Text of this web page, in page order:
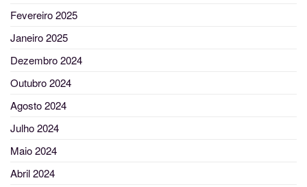
Fevereiro 2025
Janeiro 2025
Dezembro 2024
Outubro 2024
Agosto 2024
Julho 2024
Maio 2024
Abril 2024